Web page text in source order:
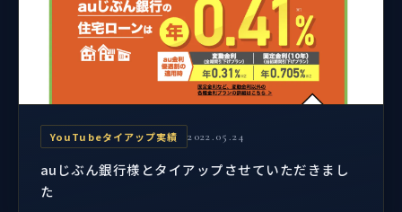
YouTubeタイアップ実績 2022.05.24
auじぶん銀行様とタイアップさせていただきまし
た